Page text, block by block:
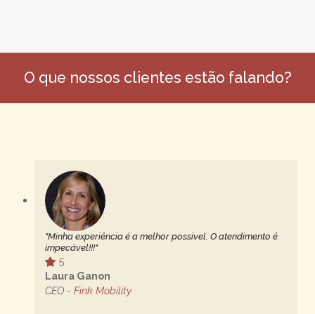
O que nossos clientes estão falando?
"Minha experiência é a melhor possivel. O atendimento é
impecável!!!"
5
Laura Ganon
CEO - Fink Mobility